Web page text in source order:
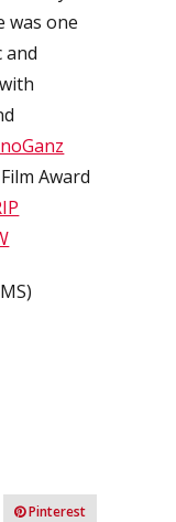
was one
and
Award
Pinterest